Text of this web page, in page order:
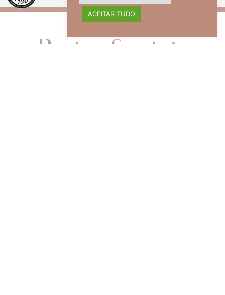
Redes Sociais
ACEITAR TUDO